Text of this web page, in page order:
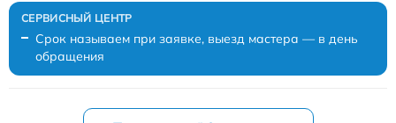
Срок называем при заявке, выезд мастера — в день
обращения